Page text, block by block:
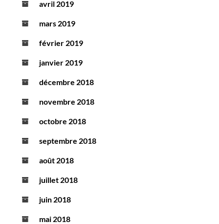
avril 2019
mars 2019
février 2019
janvier 2019
décembre 2018
novembre 2018
octobre 2018
septembre 2018
août 2018
juillet 2018
juin 2018
mai 2018